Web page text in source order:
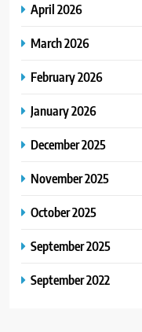
April 2026
March 2026
February 2026
January 2026
December 2025
November 2025
October 2025
September 2025
September 2022